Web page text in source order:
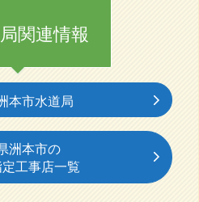
関連情報
本市水道局
洲本市の
工事店一覧